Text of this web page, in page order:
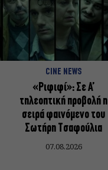
CINE NEWS
«Ριφιφί»: Σε Α’
τηλεοπτική προβολή η
σειρά φαινόμενο του
Σωτήρη Τσαφούλια
07.08.2026